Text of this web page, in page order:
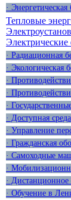
· Энергетическая
Тепловые
Электрические
· Радиационная
· Экологическая
·
·
·
· Доступная среда
· Управление
· Гражданская
· Самоходные
·
· Дистанционное
· Обучение в